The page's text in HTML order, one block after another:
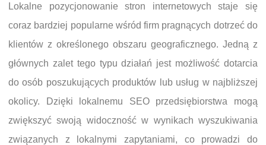
Lokalne pozycjonowanie stron internetowych staje się
coraz bardziej popularne wśród firm pragnących dotrzeć do
klientów z określonego obszaru geograficznego. Jedną z
głównych zalet tego typu działań jest możliwość dotarcia
do osób poszukujących produktów lub usług w najbliższej
okolicy. Dzięki lokalnemu SEO przedsiębiorstwa mogą
zwiększyć swoją widoczność w wynikach wyszukiwania
związanych z lokalnymi zapytaniami, co prowadzi do